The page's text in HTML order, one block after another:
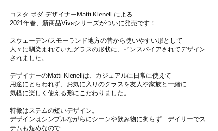
コスタ ボダ デザイナーMatti Klenell による
2021年春、新商品Vivaシリーズがついに発売です！
スウェーデン/スモーランド地方の昔から使いやすい形として
人々に馴染まれていたグラスの形状に、インスパイアされてデザイン
されました。
デザイナーのMatti Klenellは、カジュアルに日常に使えて
用途にとらわれず、お気に入りのグラスを友人や家族と一緒に
気軽に楽しく使える形にこだわりました。
特徴はステムの短いデザイン。
デザインはシンプルながらにシーンや飲み物に拘らず、デイリーでス
テムも短めなので